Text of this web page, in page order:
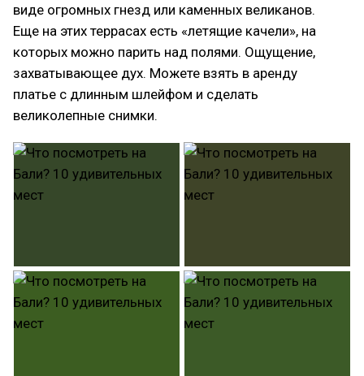
виде огромных гнезд или каменных великанов.
Еще на этих террасах есть «летящие качели», на
которых можно парить над полями. Ощущение,
захватывающее дух. Можете взять в аренду
платье с длинным шлейфом и сделать
великолепные снимки.